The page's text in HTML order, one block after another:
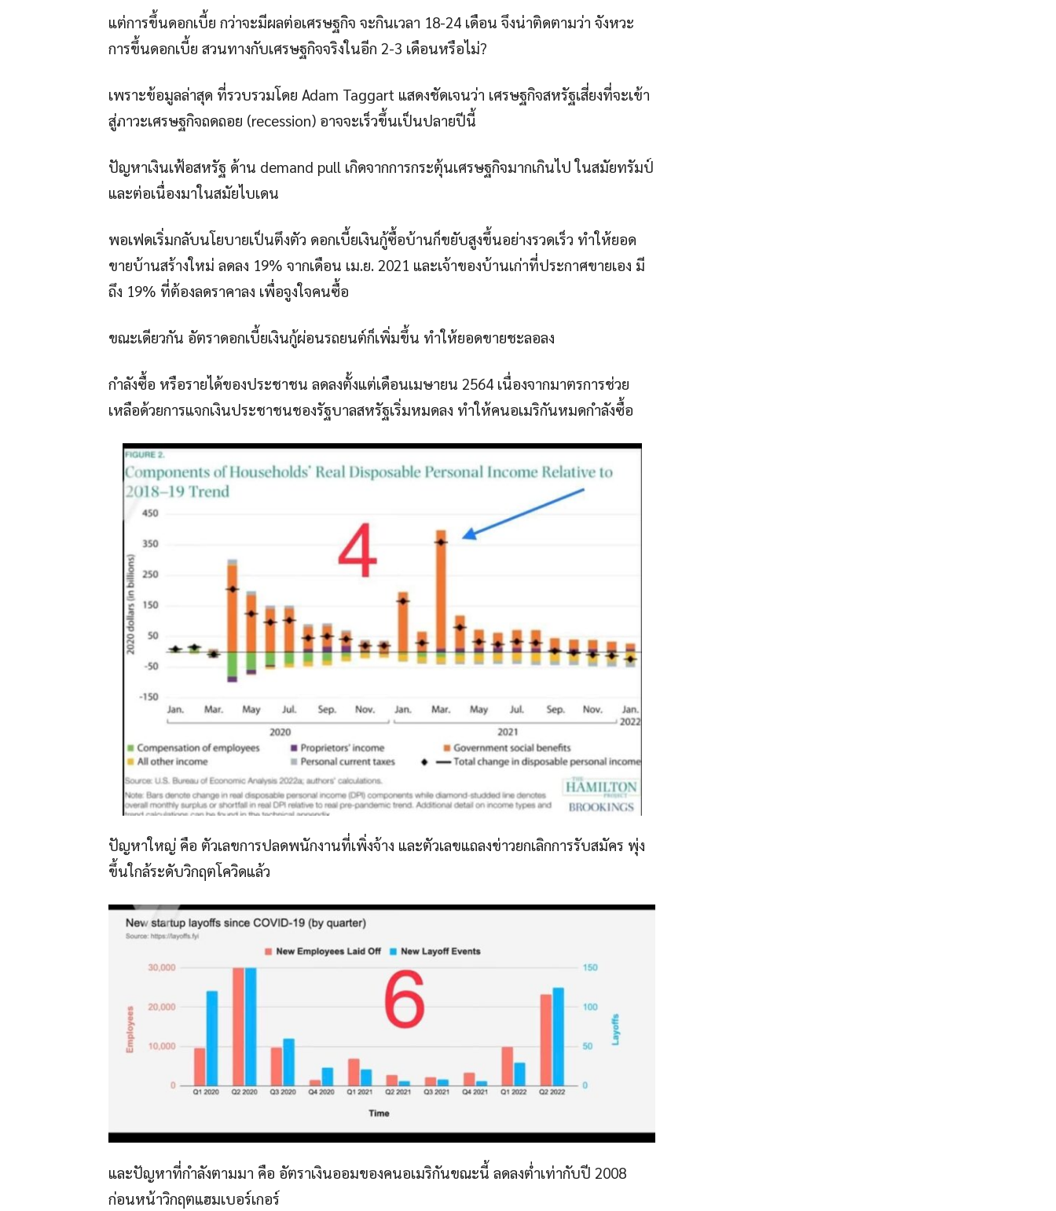
แต่การขึ้นดอกเบี้ย กว่าจะมีผลต่อเศรษฐกิจ จะกินเวลา 18-24 เดือน จึงน่าติดตามว่า จังหวะ
การขึ้นดอกเบี้ย สวนทางกับเศรษฐกิจจริงในอีก 2-3 เดือนหรือไม่?
เพราะข้อมูลล่าสุด ที่รวบรวมโดย Adam Taggart แสดงชัดเจนว่า เศรษฐกิจสหรัฐเสี่ยงที่จะเข้า
สู่ภาวะเศรษฐกิจถดถอย (recession) อาจจะเร็วขึ้นเป็นปลายปีนี้
ปัญหาเงินเฟ้อสหรัฐ ด้าน demand pull เกิดจากการกระตุ้นเศรษฐกิจมากเกินไป ในสมัยทรัมป์
และต่อเนื่องมาในสมัยไบเดน
พอเฟดเริ่มกลับนโยบายเป็นตึงตัว ดอกเบี้ยเงินกู้ซื้อบ้านก็ขยับสูงขึ้นอย่างรวดเร็ว ทำให้ยอด
ขายบ้านสร้างใหม่ ลดลง 19% จากเดือน เม.ย. 2021 และเจ้าของบ้านเก่าที่ประกาศขายเอง มี
ถึง 19% ที่ต้องลดราคาลง เพื่อจูงใจคนซื้อ
ขณะเดียวกัน อัตราดอกเบี้ยเงินกู้ผ่อนรถยนต์ก็เพิ่มขึ้น ทำให้ยอดขายชะลอลง
กำลังซื้อ หรือรายได้ของประชาชน ลดลงตั้งแต่เดือนเมษายน 2564 เนื่องจากมาตรการช่วย
เหลือด้วยการแจกเงินประชาชนชองรัฐบาลสหรัฐเริ่มหมดลง ทำให้คนอเมริกันหมดกำลังซื้อ
ปัญหาใหญ่ คือ ตัวเลขการปลดพนักงานที่เพิ่งจ้าง และตัวเลขแถลงข่าวยกเลิกการรับสมัคร พุ่ง
ขึ้นใกล้ระดับวิกฤตโควิดแล้ว
และปัญหาที่กำลังตามมา คือ อัตราเงินออมของคนอเมริกันขณะนี้ ลดลงต่ำเท่ากับปี 2008
ก่อนหน้าวิกฤตแฮมเบอร์เกอร์